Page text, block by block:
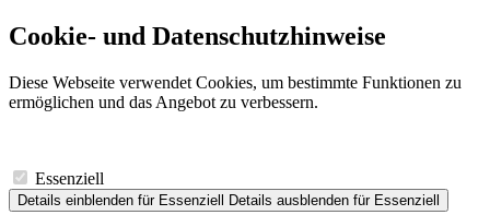
Cookie- und Datenschutzhinweise
Diese Webseite verwendet Cookies, um bestimmte Funktionen zu
ermöglichen und das Angebot zu verbessern.
Essenziell
Details einblenden für Essenziell Details ausblenden für Essenziell